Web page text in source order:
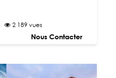
2 189 vues
Nous Contacter